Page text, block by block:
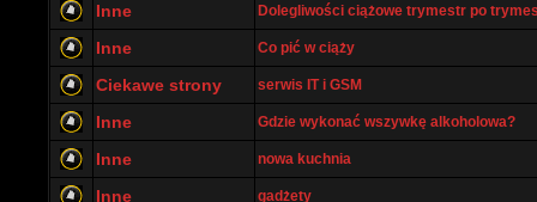
Inne Dolegliwości ciążowe trymestr po
Inne Co pić w ciąży
Ciekawe strony serwis IT i GSM
Inne Gdzie wykonać wszywkę alkoholowa?
Inne nowa kuchnia
Inne gadżety